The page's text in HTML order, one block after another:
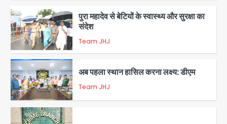
2
पुरा महादेव से बेटियों के स्वास्थ्य और सुरक्षा का
संदेश
Team JHJ
3
अब पहला स्थान हासिल करना लक्ष्य: डीएम
Team JHJ